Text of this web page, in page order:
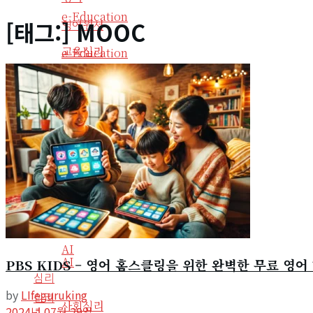
e-Education
교육심리
역사
생산성
자기계발
비즈니스
IT
AI
심리
영어원서
e-Education
교육심리
역사
생산성
자기계발
비즈니스
IT
AI
심리
사회심리
[태그:]MOOC
PBS KIDS – 영어 홈스클링을 위한 완벽한 무료 영어
by LIfeguruking